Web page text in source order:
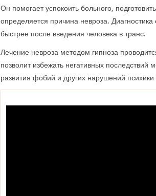
Он помогает успокоить больного,
определяется причина невроза.
быстрее после введения человека в транс.
Лечение невроза методом гипноза
позволит избежать негативных последствий
развития фобий и других нарушений